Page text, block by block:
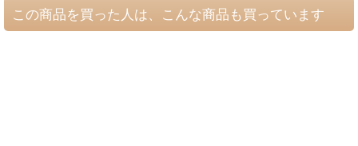
この商品を買った人は、こんな商品も買っています